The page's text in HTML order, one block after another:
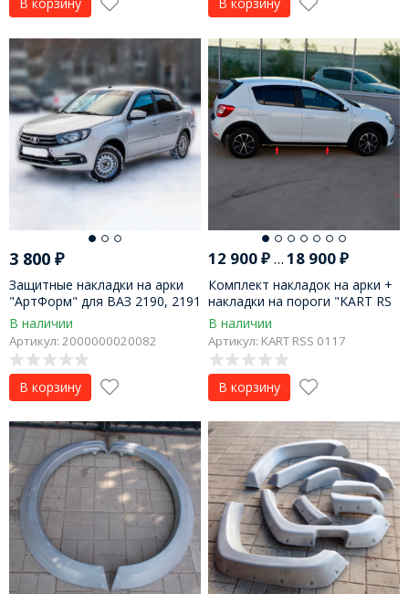
3 800 ₽
Защитные накладки на арки
"АртФорм" для ВАЗ 2190, 2191
LADA Granta FL (седан,
лифтбек) (2018-н.в.)
В наличии
Артикул: 2000000020082
В корзину
12 900₽...18 900₽
Комплект накладок на арки +
накладки на пороги "KART RS
NEW" для Renault Sandero
В наличии
Артикул: KART RSS 0117
В корзину